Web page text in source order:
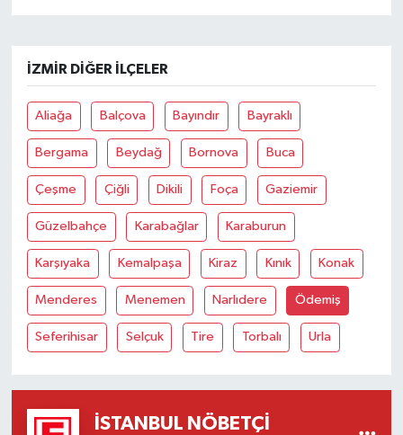
İZMIR DIĞER İLÇELER
Aliağa Balçova Bayındır Bayraklı
Bergama Beydağ Bornova Buca
Çeşme Çiğli Dikili Foça Gaziemir
Güzelbahçe Karabağlar Karaburun
Karşıyaka Kemalpaşa Kiraz Kınık Konak
Menderes Menemen Narlıdere Ödemiş
Seferihisar Selçuk Tire Torbalı Urla
İSTANBUL NÖBETÇI